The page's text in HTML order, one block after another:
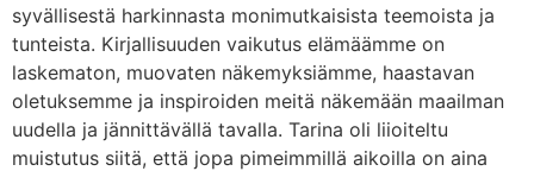
syvällisestä harkinnasta monimutkaisista teemoista ja
tunteista. Kirjallisuuden vaikutus elämäämme on
laskematon, muovaten näkemyksiämme, haastavan
oletuksemme ja inspiroiden meitä näkemään maailman
uudella ja jännittävällä tavalla. Tarina oli liioiteltu
muistutus siitä, että jopa pimeimmillä aikoilla on aina